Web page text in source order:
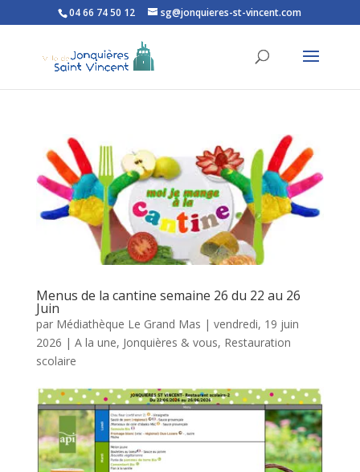
Ouvrir la barre d’outils
04 66 74 50 12 sg@jonquieres-st-vincent.com
Menus de la cantine semaine 26 du 22 au 26
Juin
par Médiathèque Le Grand Mas | vendredi, 19 juin
2026 | A la une, Jonquières & vous, Restauration
scolaire